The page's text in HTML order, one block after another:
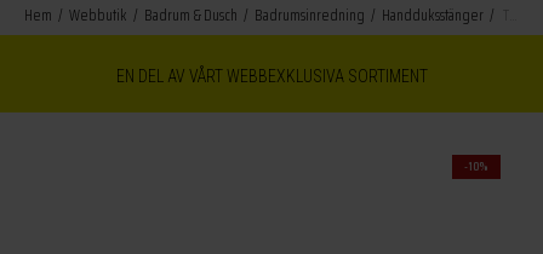
Hem Webbutik Badrum & Dusch Badrumsinredning Handduksstänger
EN DEL AV VÅRT WEBBEXKLUSIVA SORTIMENT
-10%